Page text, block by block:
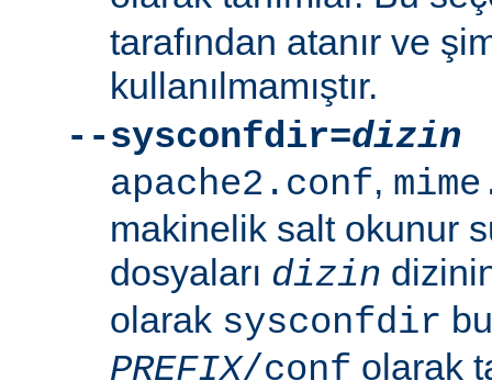
tarafından atanır ve
kullanılmamıştır.
--sysconfdir=dizin
apache2.conf,
makinelik salt okunur
dosyaları dizin
olarak sysconfdir
PREFIX/conf olarak